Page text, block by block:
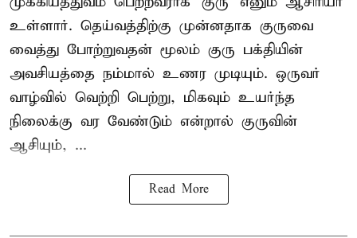
உள்ளார். தெய்வத்திற்கு முன்னதாக குருவை
வைத்து போற்றுவதன் மூலம் குரு பக்தியின்
அவசியத்தை நம்மால் உணர முடியும். ஒருவர்
வாழ்வில் வெற்றி பெற்று, மிகவும் உயர்ந்த
நிலைக்கு வர வேண்டும் என்றால் குருவின்
ஆசியும், ...
Read More